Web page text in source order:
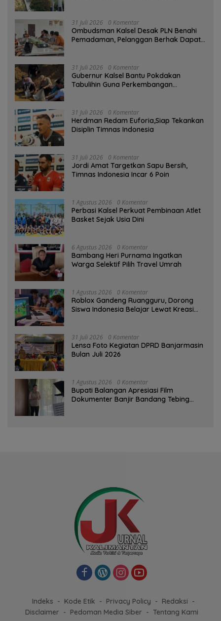
31 Juli 2026 0 Komentar
Ombudsman Kalsel Desak PLN Benahi
Pemadaman, Pelanggan Berhak Dapat
31 Juli 2026 0 Komentar
Gubernur Kalsel Bantu Pokdakan
Tabulihin Guna Perkembangan
31 Juli 2026 0 Komentar
Herdman Redam Euforia,Siap Tekankan
Disiplin Timnas Indonesia
31 Juli 2026 0 Komentar
Jordi Amat Targetkan Sapu Bersih,
Timnas Indonesia Incar 6 Poin
1 Agustus 2026 0 Komentar
Perbasi Kalsel Perkuat Pembinaan Atlet
Basket Sejak Usia Dini
6 Agustus 2026 0 Komentar
Bambang Heri Purnama Ingatkan
Warga Selektif Pilih Travel Umrah
1 Agustus 2026 0 Komentar
Roblox Gandeng Ruangguru, Dorong
Siswa Indonesia Belajar Lewat Kreasi
31 Juli 2026 0 Komentar
Lensa Foto Kegiatan DPRD Banjarmasin
Bulan Juli 2026
1 Agustus 2026 0 Komentar
Bupati Balangan Apresiasi Film
Dokumenter Banjir Bandang Tebing
Indeks Kode Etik Privacy Policy
Redaksi
Disclaimer
Pedoman Media Siber Tentang Kami